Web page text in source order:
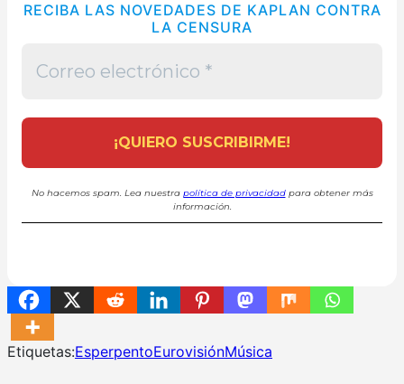
RECIBA LAS NOVEDADES DE KAPLAN CONTRA
LA CENSURA
No hacemos spam. Lea nuestra política de privacidadpara obtener más
información.
Etiquetas:EsperpentoEurovisiónMúsica